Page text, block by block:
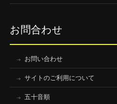
お問合わせ
お問い合わせ
サイトのご利用について
五十音順